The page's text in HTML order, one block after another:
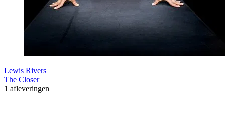
Lewis Rivers
The Closer
1 afleveringen